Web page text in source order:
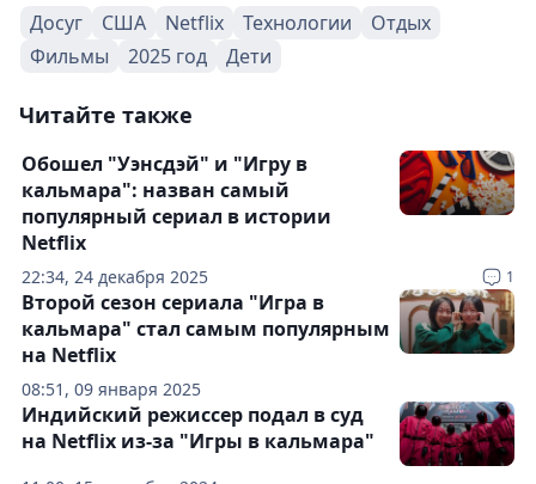
Досуг США Netflix Технологии
Отдых
Фильмы
2025 год Дети
Читайте также
22:34, 24 декабря 2025 1
Обошел "Уэнсдэй" и "Игру в
кальмара": назван самый
популярный сериал в истории
Netflix
08:51, 09 января 2025
Второй сезон сериала "Игра в
кальмара" стал самым популярным
на Netflix
Индийский режиссер подал в суд
на Netflix из-за "Игры в кальмара"